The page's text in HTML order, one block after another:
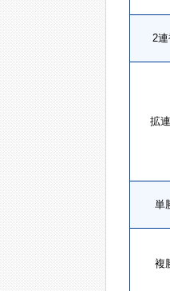
2連
拡
単
複